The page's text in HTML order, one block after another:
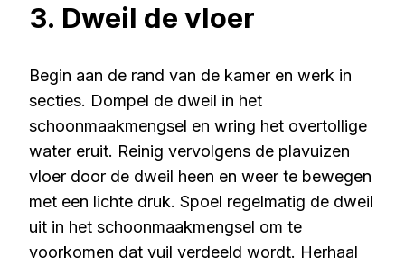
3. Dweil de vloer
Begin aan de rand van de kamer en werk in
secties. Dompel de dweil in het
schoonmaakmengsel en wring het overtollige
water eruit. Reinig vervolgens de plavuizen
vloer door de dweil heen en weer te bewegen
met een lichte druk. Spoel regelmatig de dweil
uit in het schoonmaakmengsel om te
voorkomen dat vuil verdeeld wordt. Herhaal